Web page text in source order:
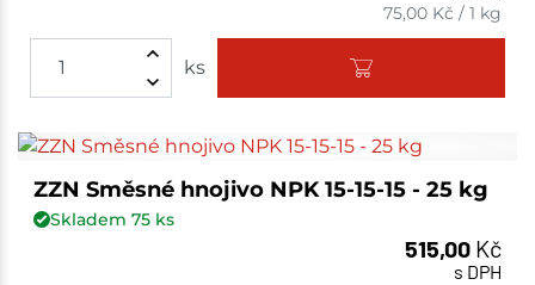
75,00 Kč /1 kg
ks
ZZN Směsné hnojivo NPK 15-15-15 - 25 kg
Skladem 75ks
515,00 Kč
s DPH